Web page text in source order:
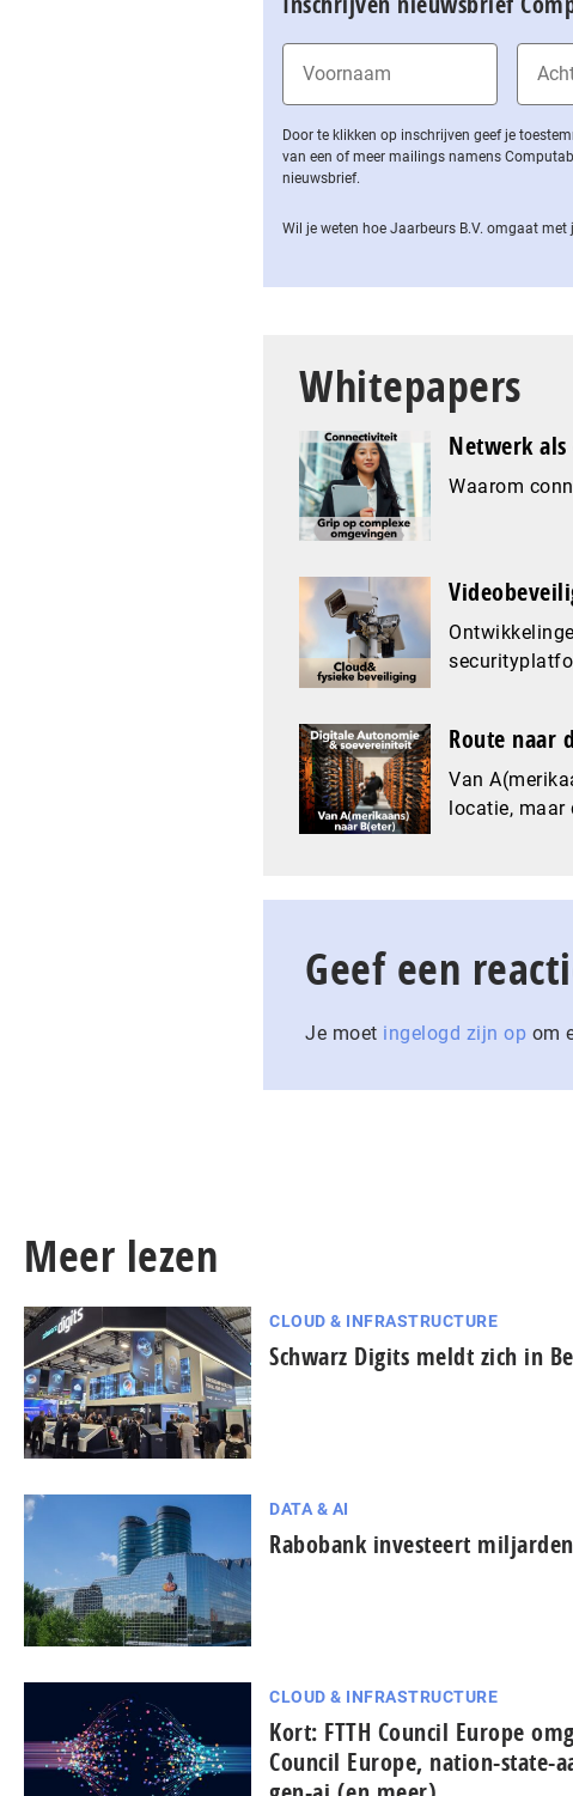
Door te klikken op inschrijven geef je
van een of meer mailings namens
nieuwsbrief.
Wil je weten hoe Jaarbeurs B.V. omgaat
Whitepapers
Netwerk
Waarom
Route naar
Van
locatie, maar
Geef een
Je moet ingelogd zijn op om
Meer lezen
CLOUD & INFRASTRUCTURE
Schwarz Digits meldt zich in
DATA & AI
Rabobank investeert
CLOUD & INFRASTRUCTURE
Kort: FTTH Council Europe
Council Europe, nation-state-